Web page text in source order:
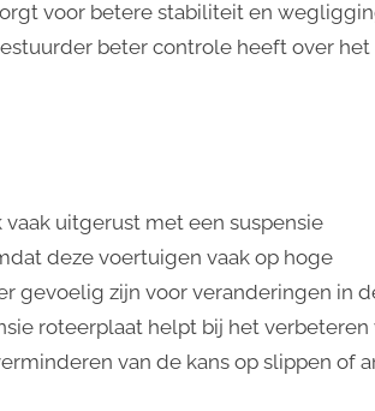
voor betere stabiliteit en
beter controle heeft over het
vaak uitgerust met een suspensie
deze voertuigen vaak op hoge
gevoelig zijn voor veranderingen in
roteerplaat helpt bij het verbeteren
van de kans op slippen of